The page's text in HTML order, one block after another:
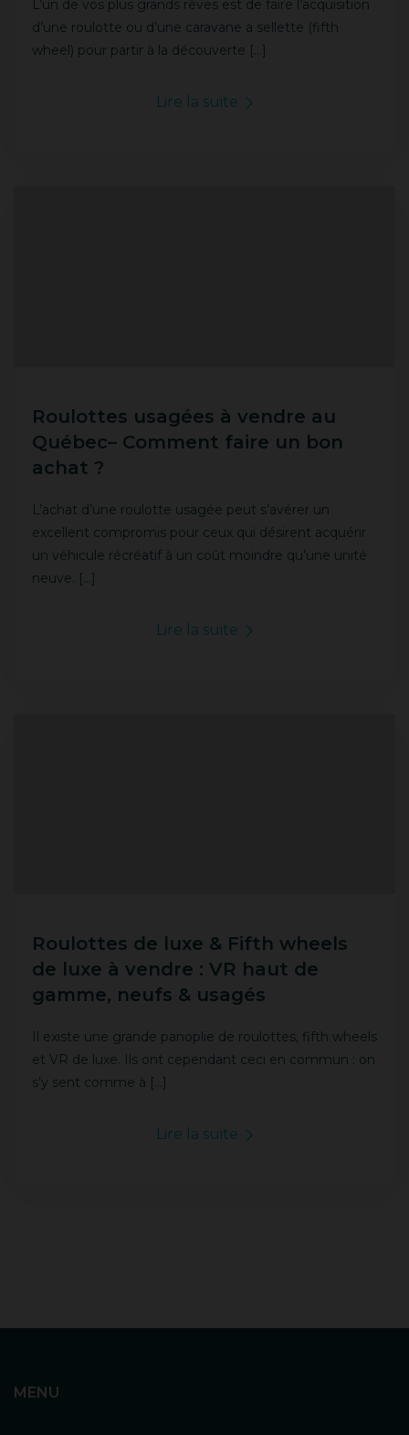
L’un de vos plus grands rêves est de faire l’acquisition
d’une roulotte ou d’une caravane a sellette (fifth
wheel) pour partir à la découverte […]
Lire la suite
Roulottes usagées à vendre au
Québec– Comment faire un bon
achat ?
L’achat d’une roulotte usagée peut s’avérer un
excellent compromis pour ceux qui désirent acquérir
un véhicule récréatif à un coût moindre qu’une unité
neuve. […]
Lire la suite
Roulottes de luxe & Fifth wheels
de luxe à vendre : VR haut de
gamme, neufs & usagés
Il existe une grande panoplie de roulottes, fifth wheels
et VR de luxe. Ils ont cependant ceci en commun : on
s’y sent comme à […]
Lire la suite
MENU